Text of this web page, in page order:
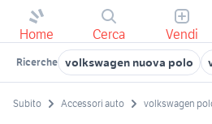
Home Cerca Vendi
Ricerche volkswagen nuova polo
Subito Accessori auto volkswagen